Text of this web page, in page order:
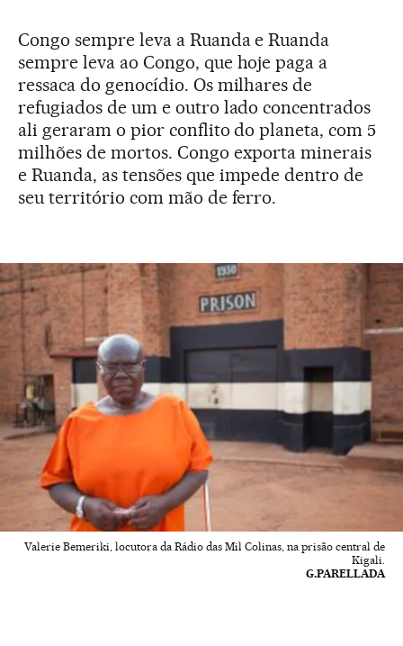
Congo sempre leva a Ruanda e Ruanda
sempre leva ao Congo, que hoje paga a
ressaca do genocídio. Os milhares de
refugiados de um e outro lado concentrados
ali geraram o pior conflito do planeta, com 5
milhões de mortos. Congo exporta minerais
e Ruanda, as tensões que impede dentro de
seu território com mão de ferro.
Valerie Bemeriki, locutora da Rádio das Mil Colinas, na prisão central de
Kigali.
G.PARELLADA